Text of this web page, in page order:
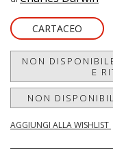
CARTACEO
NON
E
NON
AGGIUNGI ALLA WISHLIST